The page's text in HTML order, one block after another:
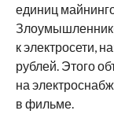
единиц
к электросети,
рублей. Этого
на
в фильме.